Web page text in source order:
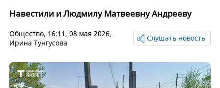
Навестили и Людмилу Матвеевну Андрееву
Общество, 16:11, 08 мая 2026,
Ирина Тунгусова
Слушать новость